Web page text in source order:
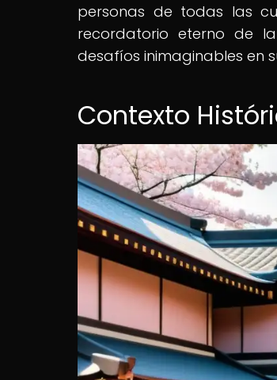
personas de todas las
recordatorio eterno de
desafíos inimaginables en
Contexto